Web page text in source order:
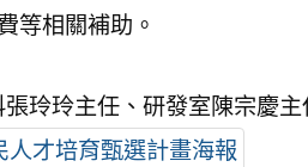
等相關補助。
玲玲主任、研發室陳宗慶主